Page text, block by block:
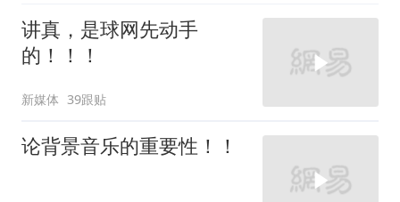
讲真，是球网先动手
的！！！
新媒体 39跟贴
论背景音乐的重要性！！